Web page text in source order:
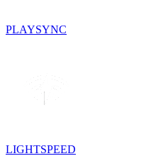
PLAYSYNC
LIGHTSPEED